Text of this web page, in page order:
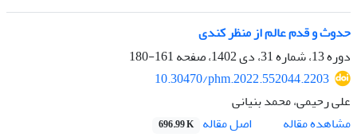
حدوث و قدم عالم از منظر کندی
دوره 13، شماره 31، دی 1402، صفحه
161-180
10.30470/phm.2022.552044.2203
علی رحیمی، محمد بنیانی
مشاهده مقاله
اصل مقاله 696.99 K